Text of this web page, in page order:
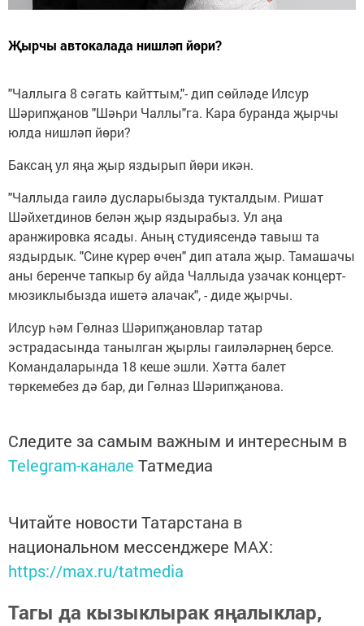
Җырчы автокалада нишләп йөри?
"Чаллыга 8 сәгать кайттым,"- дип сөйләде Илсур
Шәрипҗанов "Шәһри Чаллы"га. Кара буранда җырчы
юлда нишләп йөри?
Баксаң ул яңа җыр яздырып йөри икән.
"Чаллыда гаилә дусларыбызда тукталдым. Ришат
Шәйхетдинов белән җыр яздырабыз. Ул аңа
аранжировка ясады. Аның студиясендә тавыш та
яздырдык. "Сине күрер өчен" дип атала җыр. Тамашачы
аны беренче тапкыр бу айда Чаллыда узачак концерт-
мюзиклыбызда ишетә алачак", - диде җырчы.
Илсур һәм Гөлназ Шәрипҗановлар татар
эстрадасында танылган җырлы гаиләләрнең берсе.
Командаларында 18 кеше эшли. Хәтта балет
төркемебез дә бар, ди Гөлназ Шәрипҗанова.
Следите за самым важным и интересным в
Telegram-канале Татмедиа
Читайте новости Татарстана в
национальном мессенджере MАХ:
https://max.ru/tatmedia
Тагы да кызыклырак яңалыклар,